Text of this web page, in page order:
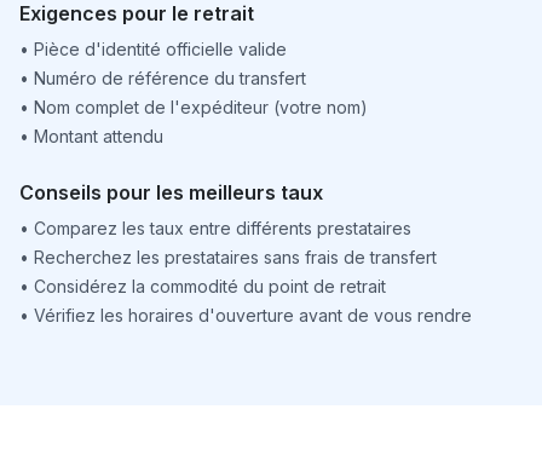
Exigences pour le retrait
• Pièce d'identité officielle valide
• Numéro de référence du transfert
• Nom complet de l'expéditeur (votre nom)
• Montant attendu
Conseils pour les meilleurs taux
• Comparez les taux entre différents prestataires
• Recherchez les prestataires sans frais de transfert
• Considérez la commodité du point de retrait
• Vérifiez les horaires d'ouverture avant de vous rendre